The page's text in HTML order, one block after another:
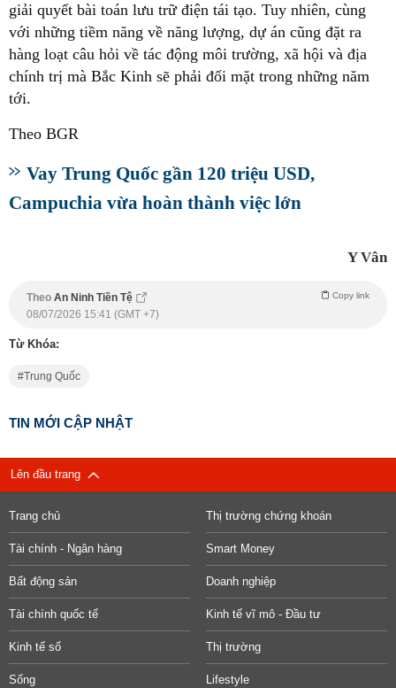
giải quyết bài toán lưu trữ điện tái tạo. Tuy nhiên, cùng
với những tiềm năng về năng lượng, dự án cũng đặt ra
hàng loạt câu hỏi về tác động môi trường, xã hội và địa
chính trị mà Bắc Kinh sẽ phải đối mặt trong những năm
tới.
Theo BGR
Vay Trung Quốc gần 120 triệu USD,
Campuchia vừa hoàn thành việc lớn
Y Vân
Theo An Ninh Tiền Tệ Copy link
08/07/2026 15:41 (GMT +7)
Từ Khóa:
Trung Quốc
TIN MỚI CẬP NHẬT
Lên đầu trang
Trang chủ Thị trường chứng khoán
Tài chính - Ngân hàng Smart Money
Bất động sản Doanh nghiệp
Tài chính quốc tế Kinh tế vĩ mô - Đầu tư
Kinh tế số Thị trường
Sống Lifestyle